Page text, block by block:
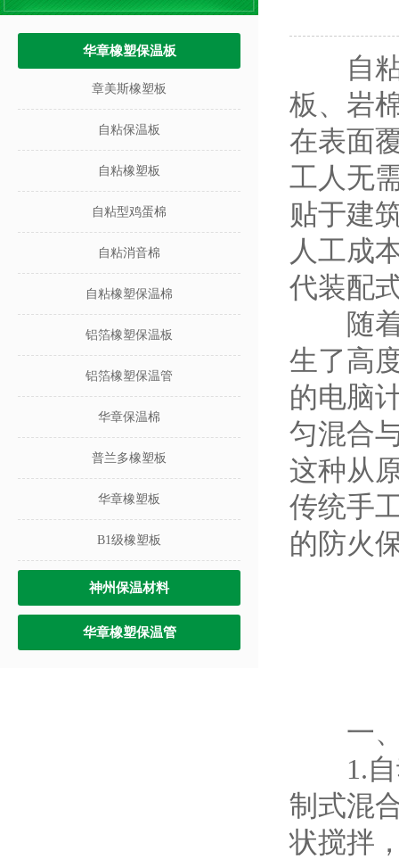
华章橡塑保温板
章美斯橡塑板
自粘保温板
自粘橡塑板
自粘型鸡蛋棉
自粘消音棉
自粘橡塑保温棉
铝箔橡塑保温板
铝箔橡塑保温管
华章保温棉
普兰多橡塑板
华章橡塑板
B1级橡塑板
神州保温材料
华章橡塑保温管
自粘
板、岩
在表面
工人无
贴于建
人工成
代装配
随着
生了高
的电脑
匀混合
这种从
传统手
的防火
一、
1.自动
制式混
状搅拌